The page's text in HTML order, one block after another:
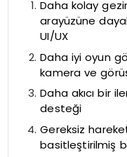
Daha kolay
arayüzüne
UI/UX
Daha iyi oyun
kamera ve
Daha akıcı bir
desteği
Gereksiz
basitleştirilmiş